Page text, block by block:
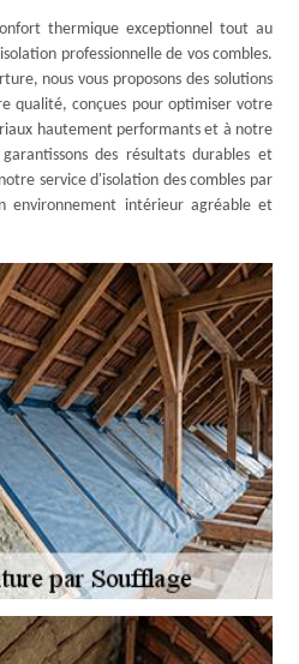
thermique exceptionnel tout au
professionnelle de vos combles.
nous vous proposons des solutions
qualité, conçues pour optimiser votre
hautement performants et à notre
des résultats durables et
service d'isolation des combles par
environnement intérieur agréable et